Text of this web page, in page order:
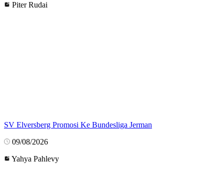
Piter Rudai
SV Elversberg Promosi Ke Bundesliga Jerman
09/08/2026
Yahya Pahlevy